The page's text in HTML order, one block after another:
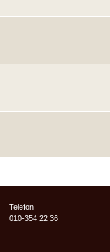
Telefon
010-354 22 36